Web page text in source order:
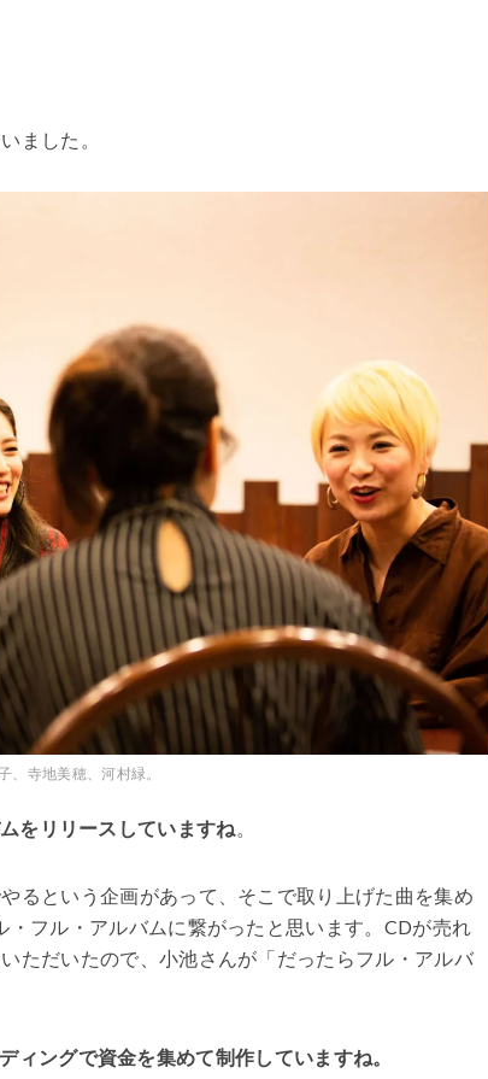
ました。
、寺地美穂、河村緑。
をリリースしていますね。
という企画があって、そこで取り上げた曲を集め
フル・アルバムに繋がったと思います。CDが売れ
ただいたので、小池さんが「だったらフル・アルバ
ングで資金を集めて制作していますね。